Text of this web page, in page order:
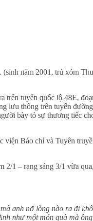
năm 2001, trú xóm
trên tuyến quốc lộ 48E,
lưu thông trên tuyến
bày tỏ sự thương tiếc
Báo chí và Tuyên
2/1 – rạng sáng 3/1 vừa
anh nỡ lòng nào ra đi
như một món quà mà